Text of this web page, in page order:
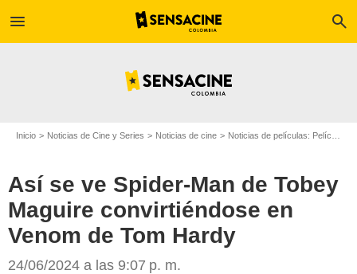
menu search
Inicio Noticias de Cine y Series Noticias de cine Noticias de películas: Película - ¿Sabías que...?
Así se ve Spider-Man de Tobey
Maguire convirtiéndose en
Venom de Tom Hardy
24/06/2024 a las 9:07 p. m.